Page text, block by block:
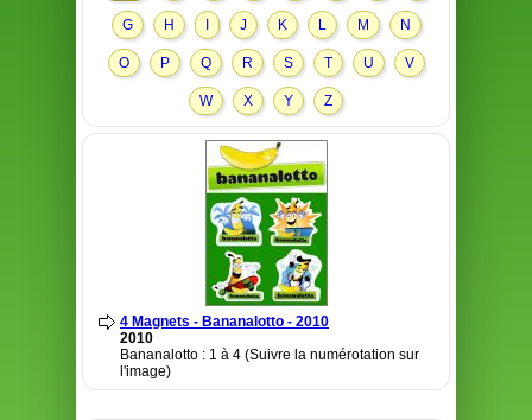
G H J K L M N
O P Q R S T U V
W X Y Z
4 Magnets - Bananalotto - 2010
2010
Bananalotto : 1 à 4 (Suivre la numérotation sur
l'image)